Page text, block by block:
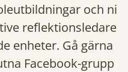
och ni
reflektionsledare
enheter. Gå gärna
Facebook-grupp